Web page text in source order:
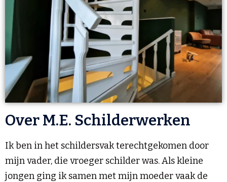
Over M.E. Schilderwerken
Ik ben in het schildersvak terechtgekomen door
mijn vader, die vroeger schilder was. Als kleine
jongen ging ik samen met mijn moeder vaak de